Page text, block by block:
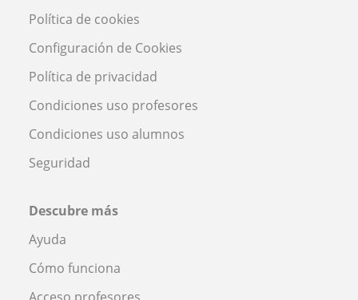
Política de cookies
Configuración de Cookies
Política de privacidad
Condiciones uso profesores
Condiciones uso alumnos
Seguridad
Descubre más
Ayuda
Cómo funciona